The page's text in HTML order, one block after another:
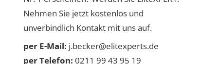
Nehmen Sie jetzt kostenlos und
unverbindlich Kontakt mit uns auf.
per E-Mail: j.becker@elitexperts.de
per Telefon: 0211 99 43 95 19